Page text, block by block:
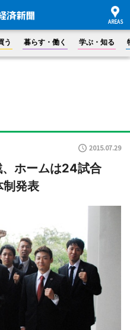
う 暮らす・働く 学ぶ・知る
2015.07.29
、ホームは24試合
制発表